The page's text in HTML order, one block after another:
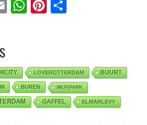
EmailWhatsApp
Pinterest
LOVEROTTERDAM BUURT
BUREN WIJKPARK
GAFFEL ELMARLEVY